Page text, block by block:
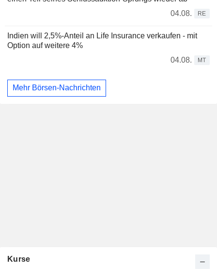
04.08.
RE
Indien will 2,5%-Anteil an Life Insurance verkaufen - mit
Option auf weitere 4%
04.08.
MT
Mehr Börsen-Nachrichten
Kurse